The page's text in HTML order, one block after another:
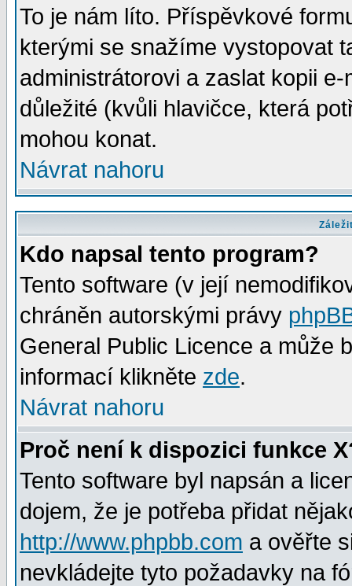
To je nám líto. Příspěvkové
kterými se snažíme vystopovat
administrátorovi a zaslat kopii
důležité (kvůli hlavičce, která
mohou konat.
Návrat nahoru
Kdo napsal tento program?
Tento software (v její
chráněn autorskými právy
General Public Licence a může
informací klikněte zde.
Návrat nahoru
Proč není k dispozici funkce
Tento software byl napsán a
dojem, že je potřeba přidat
http://www.phpbb.com a ověřte
nevkládejte tyto požadavky na